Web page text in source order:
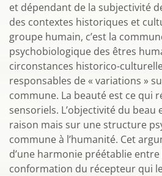
et dépendant de la subjectivité
des contextes historiques et
groupe humain, c’est la
psychobiologique des êtres
circonstances historico-
responsables de « variations »
commune. La beauté est ce qui
sensoriels. L’objectivité du
raison mais sur une structure
commune à l’humanité. Cet
d’une harmonie préétablie entre
conformation du récepteur qui